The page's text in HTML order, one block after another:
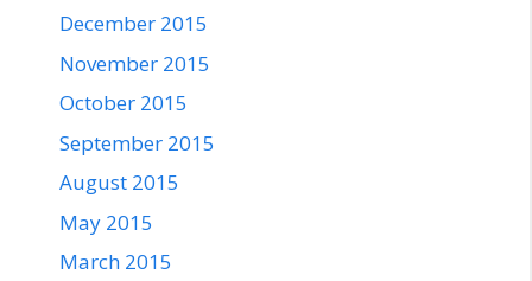
December 2015
November 2015
October 2015
September 2015
August 2015
May 2015
March 2015